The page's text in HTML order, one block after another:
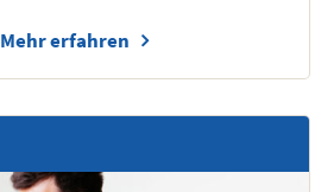
Mehr erfahren